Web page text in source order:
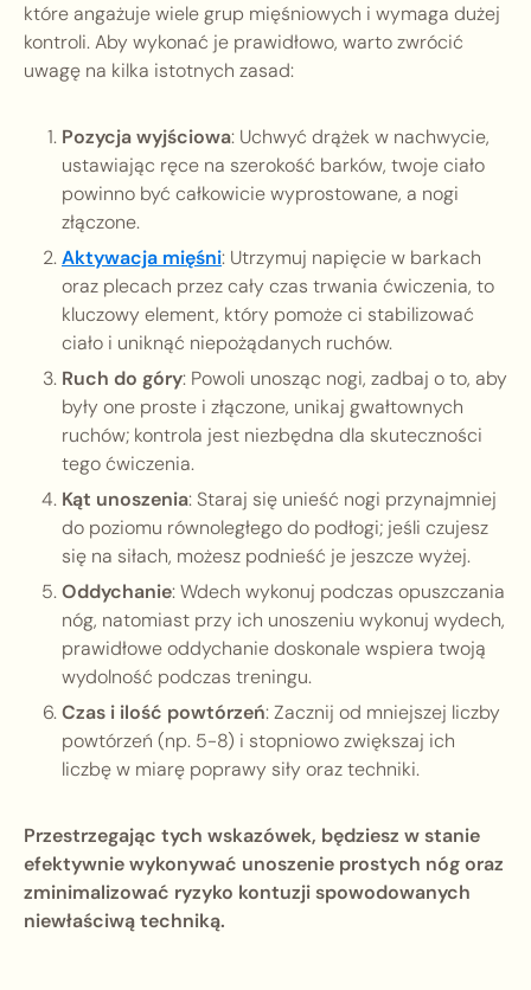
które angażuje wiele grup mięśniowych i wymaga dużej
kontroli. Aby wykonać je prawidłowo, warto zwrócić
uwagę na kilka istotnych zasad:
Pozycja wyjściowa: Uchwyć drążek w nachwycie,
ustawiając ręce na szerokość barków, twoje ciało
powinno być całkowicie wyprostowane, a nogi
złączone.
Aktywacja mięśni: Utrzymuj napięcie w barkach
oraz plecach przez cały czas trwania ćwiczenia, to
kluczowy element, który pomoże ci stabilizować
ciało i uniknąć niepożądanych ruchów.
Ruch do góry: Powoli unosząc nogi, zadbaj o to, aby
były one proste i złączone, unikaj gwałtownych
ruchów; kontrola jest niezbędna dla skuteczności
tego ćwiczenia.
Kąt unoszenia: Staraj się unieść nogi przynajmniej
do poziomu równoległego do podłogi; jeśli czujesz
się na siłach, możesz podnieść je jeszcze wyżej.
Oddychanie: Wdech wykonuj podczas opuszczania
nóg, natomiast przy ich unoszeniu wykonuj wydech,
prawidłowe oddychanie doskonale wspiera twoją
wydolność podczas treningu.
Czas i ilość powtórzeń: Zacznij od mniejszej liczby
powtórzeń (np. 5-8) i stopniowo zwiększaj ich
liczbę w miarę poprawy siły oraz techniki.
Przestrzegając tych wskazówek, będziesz w stanie
efektywnie wykonywać unoszenie prostych nóg oraz
zminimalizować ryzyko kontuzji spowodowanych
niewłaściwą techniką.